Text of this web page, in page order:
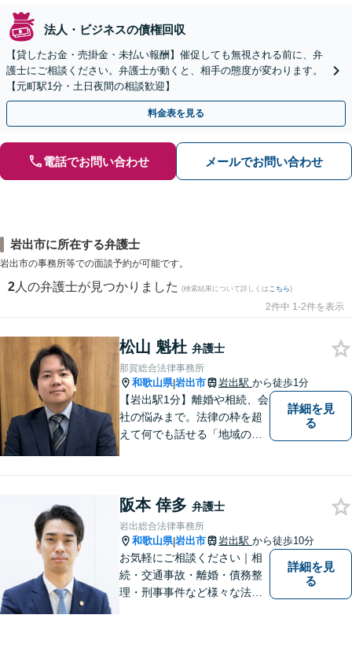
法人・ビジネスの債権回収
【貸したお金・売掛金・未払い報酬】催促しても無視される前に、弁
護士にご相談ください。弁護士が動くと、相手の態度が変わります。
【元町駅1分・土日夜間の相談歓迎】
料金表を見る
電話でお問い合わせ メールでお問い合わせ
岩出市に所在する弁護士
岩出市の事務所等での面談予約が可能です。
2 人の弁護士が見つかりました (検索結果について詳しくは こちら)
2件中 1-2件を表示
松山 魁杜 弁護士
那賀総合法律事務所
和歌山県|岩出市 岩出駅 から徒歩1分
【岩出駅1分】離婚や相続、会
社の悩みまで。法律の枠を超
えて何でも話せる「地域のか
育ちの私が丁寧にサポートし
ます。【丁寧なヒアリング】
【休日や夜間相談も柔軟に対
応】
詳細を見
る
阪本 倖多 弁護士
岩出総合法律事務所
和歌山県|岩出市 岩出駅 から徒歩10分
お気軽にご相談ください｜相
続・交通事故・離婚・債務整
理・刑事事件など様々な法律
詳細を見
る